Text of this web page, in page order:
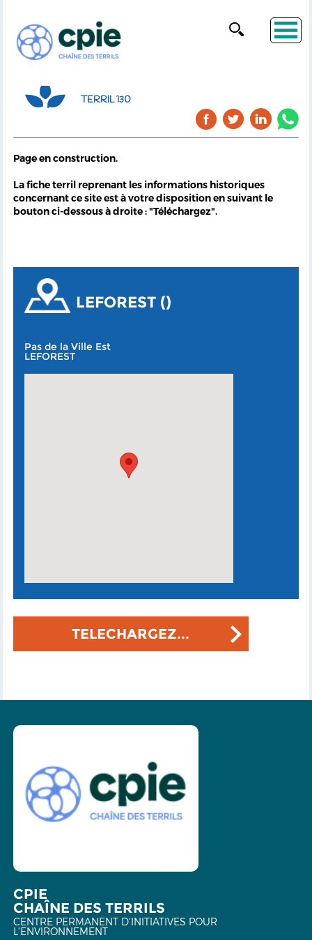
TERRIL 130
Page en construction.
La fiche terril reprenant les informations historiques
concernant ce site est à votre disposition en suivant le
bouton ci-dessous à droite : "Téléchargez".
LEFOREST ()
Pas de la Ville Est
LEFOREST
TELECHARGEZ...
CPIE
CHAÎNE DES TERRILS
CENTRE PERMANENT D'INITIATIVES POUR
L'ENVIRONNEMENT